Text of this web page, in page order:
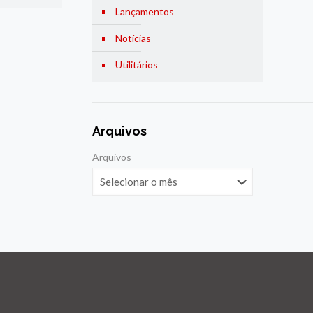
Lançamentos
Notícias
Utilitários
Arquivos
Arquivos